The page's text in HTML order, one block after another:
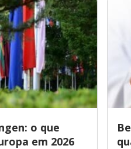
o que
em 2026